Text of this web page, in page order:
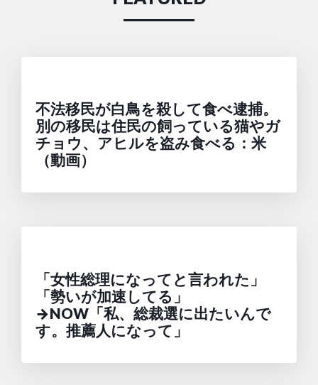
不法移民が白鳥を殺して食べ逮捕。
別の移民は住民の飼っている猫やガ
チョウ、アヒルを盗み食べる：米
（動画）
「女性総理になってと言われた」
「勢いが加速してる」
→NOW「私、総裁選に出たいんで
す。推薦人になって」